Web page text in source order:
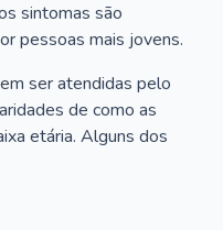
sintomas são
pessoas mais jovens.
ser atendidas pelo
de como as
etária. Alguns dos